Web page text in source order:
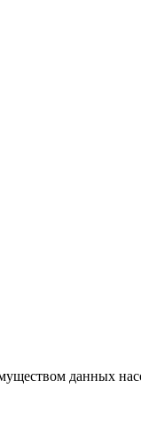
данных